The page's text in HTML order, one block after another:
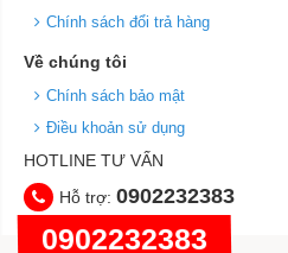
Chính sách đổi trả hàng
Về chúng tôi
Chính sách bảo mật
Điều khoản sử dụng
HOTLINE TƯ VẤN
Hỗ trợ: 0902232383
0902232383